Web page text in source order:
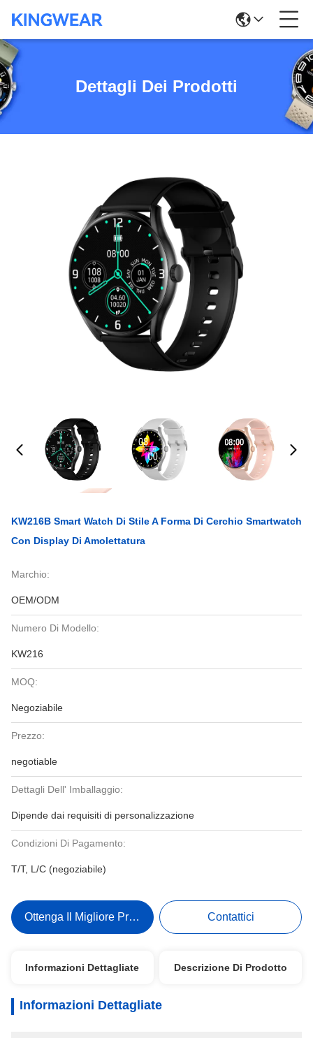
Dettagli Dei Prodotti
KW216B Smart Watch Di Stile A Forma Di Cerchio Smartwatch
Con Display Di Amolettatura
Marchio:
OEM/ODM
Numero Di Modello:
KW216
MOQ:
Negoziabile
Prezzo:
negotiable
Dettagli Dell' Imballaggio:
Dipende dai requisiti di personalizzazione
Condizioni Di Pagamento:
T/T, L/C (negoziabile)
Ottenga Il Migliore Prezzo Contattici
Informazioni Dettagliate Descrizione Di Prodotto
Informazioni Dettagliate